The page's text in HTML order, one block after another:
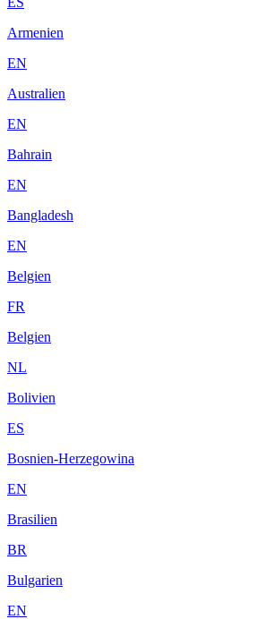
Armenien
EN
Australien
EN
Bahrain
EN
Bangladesh
EN
Belgien
FR
Belgien
NL
Bolivien
ES
Bosnien-Herzegowina
EN
Brasilien
BR
Bulgarien
EN